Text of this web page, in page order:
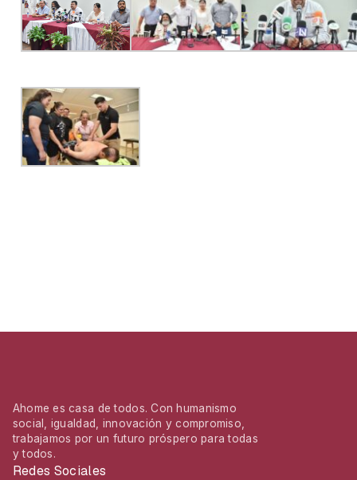
Ahome es casa de todos. Con humanismo
social, igualdad, innovación y compromiso,
trabajamos por un futuro próspero para todas
y todos.
Redes Sociales